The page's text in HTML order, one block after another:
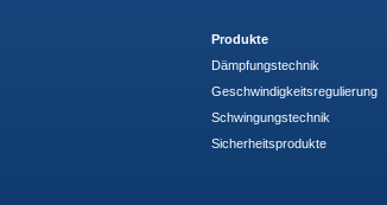
Produkte
Dämpfungstechnik
Geschwindigkeitsregulierung
Schwingungstechnik
Sicherheitsprodukte